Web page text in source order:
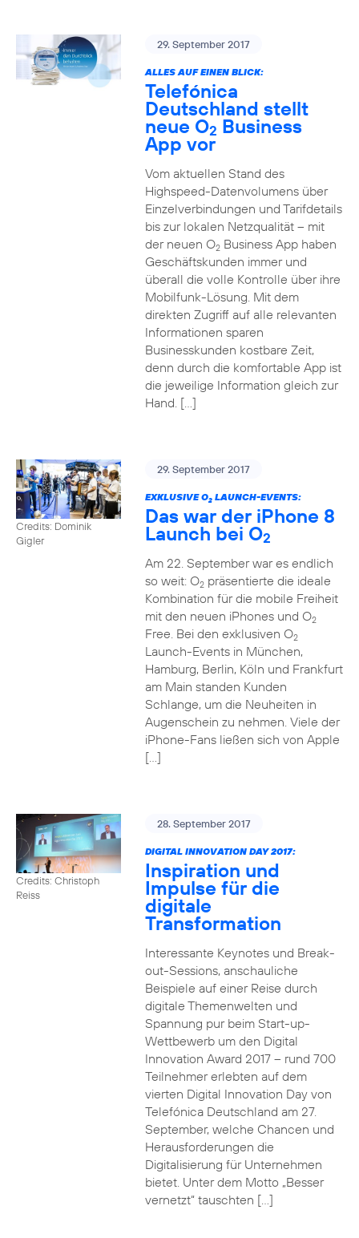
29. September 2017
ALLES AUF EINEN BLICK:
Telefónica
Deutschland stellt
neue O2 Business
App vor
Vom aktuellen Stand des
Highspeed-Datenvolumens über
Einzelverbindungen und Tarifdetails
bis zur lokalen Netzqualität – mit
der neuen O2Business App haben
Geschäftskunden immer und
überall die volle Kontrolle über ihre
Mobilfunk-Lösung. Mit dem
direkten Zugriff auf alle relevanten
Informationen sparen
Businesskunden kostbare Zeit,
denn durch die komfortable App ist
die jeweilige Information gleich zur
Hand. […]
Credits: Dominik
Gigler
29. September 2017
EXKLUSIVE O2LAUNCH-EVENTS:
Das war der iPhone 8
Launch bei O2
Am 22. September war es endlich
so weit: O2präsentierte die ideale
Kombination für die mobile Freiheit
mit den neuen iPhones und O2
Free. Bei den exklusiven O2
Launch-Events in München,
Hamburg, Berlin, Köln und Frankfurt
am Main standen Kunden
Schlange, um die Neuheiten in
Augenschein zu nehmen. Viele der
iPhone-Fans ließen sich von Apple
[…]
Credits: Christoph
Reiss
28. September 2017
DIGITAL INNOVATION DAY 2017:
Inspiration und
Impulse für die
digitale
Transformation
Interessante Keynotes und Break-
out-Sessions, anschauliche
Beispiele auf einer Reise durch
digitale Themenwelten und
Spannung pur beim Start-up-
Wettbewerb um den Digital
Innovation Award 2017 – rund 700
Teilnehmer erlebten auf dem
vierten Digital Innovation Day von
Telefónica Deutschland am 27.
September, welche Chancen und
Herausforderungen die
Digitalisierung für Unternehmen
bietet. Unter dem Motto „Besser
vernetzt“ tauschten […]